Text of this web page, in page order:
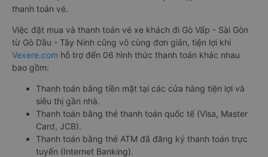
thanh toán vé.
Việc đặt mua và thanh toán vé xe khách đi Gò Vấp - Sài Gòn
từ Gò Dầu - Tây Ninh cũng vô cùng đơn giản, tiện lợi khi
Vexere.com hỗ trợ đến 06 hình thức thanh toán khác nhau
bao gồm:
Thanh toán bằng tiền mặt tại các cửa hàng tiện lợi và
siêu thị gần nhà.
Thanh toán bằng thẻ thanh toán quốc tế (Visa, Master
Card, JCB).
Thanh toán bằng thẻ ATM đã đăng ký thanh toán trực
tuyến (Internet Banking).